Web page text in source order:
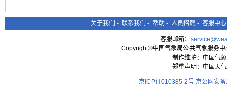
关于我们 - 联系我们 - 帮助 - 人员招聘 - 客服中心
客服邮箱：
Copyright©中国气象局公共气象服务
制作维护：中国气
郑重声明：中国天
京ICP证010385-2号 京公网安